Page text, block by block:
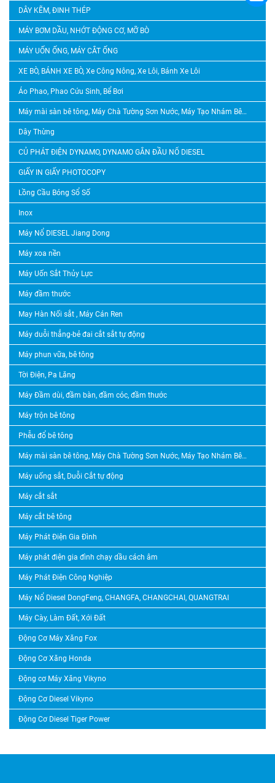
DÂY KẼM, ĐINH THÉP
MÁY BƠM DẦU, NHỚT ĐỘNG CƠ, MỠ BÒ
MÁY UỐN ỐNG, MÁY CẮT ỐNG
XE BÒ, BÁNH XE BÒ, Xe Công Nông, Xe Lôi, Bánh Xe Lôi
Áo Phao, Phao Cứu Sinh, Bể Bơi
Máy mài sàn bê tông, Máy Chà Tường Sơn Nước, Máy Tạo Nhám Bê Tông, Máy Băm Bê Tông
Dây Thừng
CỦ PHÁT ĐIỆN DYNAMO, DYNAMO GẮN ĐẦU NỔ DIESEL
GIẤY IN GIẤY PHOTOCOPY
Lồng Cầu Bóng Sổ Số
Inox
Máy Nổ DIESEL Jiang Dong
Máy xoa nền
Máy Uốn Sắt Thủy Lực
Máy đầm thước
May Hàn Nối sắt , Máy Cán Ren
Máy duỗi thẳng-bẻ đai cắt sắt tự động
Máy phun vữa, bê tông
Tời Điện, Pa Lăng
Máy Đầm dùi, đầm bàn, đầm cóc, đầm thước
Máy trộn bê tông
Phễu đổ bê tông
Máy mài sàn bê tông, Máy Chà Tường Sơn Nước, Máy Tạo Nhám Bê Tông, Máy Băm Bê Tông
Máy uống sắt, Duỗi Cắt tự động
Máy cắt sắt
Máy cắt bê tông
Máy Phát Điện Gia Đình
Máy phát điện gia đình chạy dầu cách âm
Máy Phát Điện Công Nghiệp
Máy Nổ Diesel DongFeng, CHANGFA, CHANGCHAI, QUANGTRAI
Máy Cày, Làm Đất, Xới Đất
Động Cơ Máy Xăng Fox
Động Cơ Xăng Honda
Động cơ Máy Xăng Vikyno
Động Cơ Diesel Vikyno
Động Cơ Diesel Tiger Power